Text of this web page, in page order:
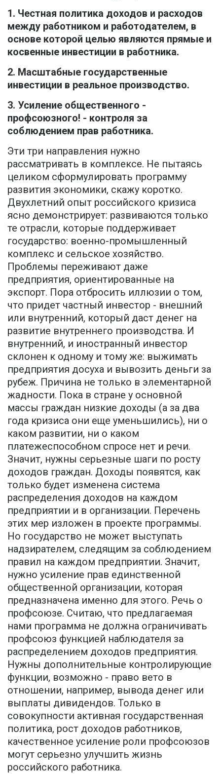
1. Честная политика доходов и расходов
между работником и работодателем, в
основе которой целью являются прямые и
косвенные инвестиции в работника.
2. Масштабные государственные
инвестиции в реальное производство.
3. Усиление общественного -
профсоюзного! - контроля за
соблюдением прав работника.
Эти три направления нужно
рассматривать в комплексе. Не пытаясь
целиком сформулировать программу
развития экономики, скажу коротко.
Двухлетний опыт российского кризиса
ясно демонстрирует: развиваются только
те отрасли, которые поддерживает
государство: военно-промышленный
комплекс и сельское хозяйство.
Проблемы переживают даже
предприятия, ориентированные на
экспорт. Пора отбросить иллюзии о том,
что придет частный инвестор - внешний
или внутренний, который даст денег на
развитие внутреннего производства. И
внутренний, и иностранный инвестор
склонен к одному и тому же: выжимать
предприятия досуха и вывозить деньги за
рубеж. Причина не только в элементарной
жадности. Пока в стране у основной
массы граждан низкие доходы (а за два
года кризиса они еще уменьшились), ни о
каком развитии, ни о каком
платежеспособном спросе нет и речи.
Значит, нужны серьезные шаги по росту
доходов граждан. Доходы появятся, как
только будет изменена система
распределения доходов на каждом
предприятии и в организации. Перечень
этих мер изложен в проекте программы.
Но государство не может выступать
надзирателем, следящим за соблюдением
правил на каждом предприятии. Значит,
нужно усиление прав единственной
общественной организации, которая
предназначена именно для этого. Речь о
профсоюзе. Считаю, что предлагаемая
нами программа не должна ограничивать
профсоюз функцией наблюдателя за
распределением доходов предприятия.
Нужны дополнительные контролирующие
функции, возможно - право вето в
отношении, например, вывода денег или
выплаты дивидендов. Только в
совокупности активная государственная
политика, рост доходов работников,
качественное усиление роли профсоюзов
могут серьезно улучшить жизнь
российского работника.